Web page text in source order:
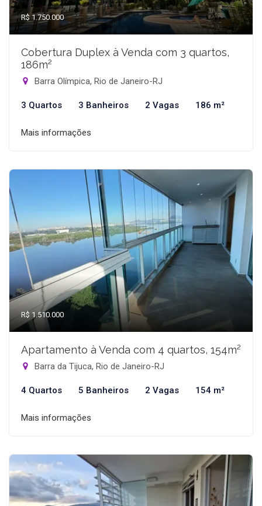
R$ 1.750.000
Cobertura Duplex à Venda com 3 quartos,
186m²
Barra Olímpica, Rio de Janeiro-RJ
3 Quartos 3 Banheiros 2 Vagas 186 m²
Mais informações
R$ 1.510.000
Apartamento à Venda com 4 quartos, 154m²
Barra da Tijuca, Rio de Janeiro-RJ
4 Quartos 5 Banheiros 2 Vagas 154 m²
Mais informações